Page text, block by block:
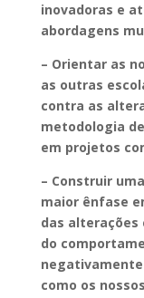
inovadoras e
abordagens
– Orientar as
as outras
contra as
metodologia
em projetos
– Construir
maior ênfase
das alterações
do
como os